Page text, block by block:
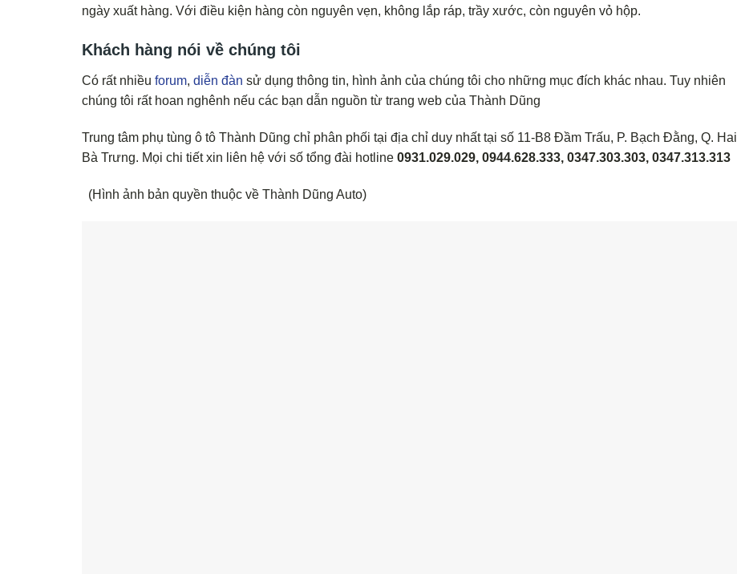
ngày xuất hàng. Với điều kiện hàng còn nguyên vẹn, không lắp ráp, trầy xước, còn nguyên vỏ hộp.
Khách hàng nói về chúng tôi
Có rất nhiều forum, diễn đàn sử dụng thông tin, hình ảnh của chúng tôi cho những mục đích khác nhau. Tuy nhiên
chúng tôi rất hoan nghênh nếu các bạn dẫn nguồn từ trang web của Thành Dũng
Trung tâm phụ tùng ô tô Thành Dũng chỉ phân phối tại địa chỉ duy nhất tại số 11-B8 Đầm Trấu, P. Bạch Đằng, Q. Hai
Bà Trưng. Mọi chi tiết xin liên hệ với số tổng đài hotline 0931.029.029, 0944.628.333, 0347.303.303, 0347.313.313
(Hình ảnh bản quyền thuộc về Thành Dũng Auto)